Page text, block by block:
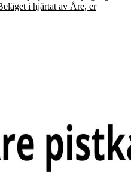
i hjärtat av Åre, er